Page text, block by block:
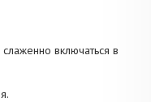
включаться в